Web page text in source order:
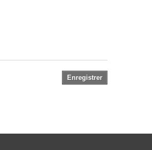
Enregistrer